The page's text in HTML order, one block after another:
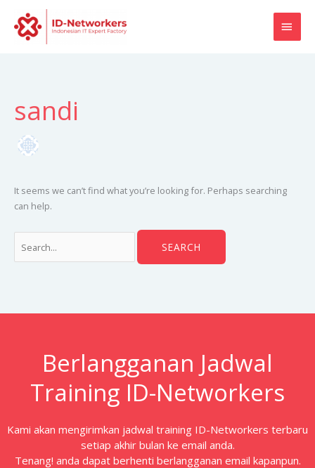
content
sandi
It seems we can’t find what you’re looking for. Perhaps searching
can help.
Berlangganan Jadwal
Training ID-Networkers
Kami akan mengirimkan jadwal training ID-Networkers terbaru
setiap akhir bulan ke email anda.
Tenang! anda dapat berhenti berlangganan email kapanpun.